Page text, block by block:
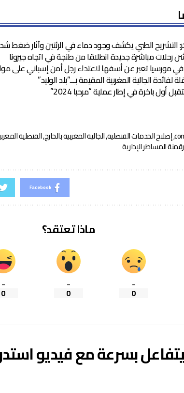
التشريح الطبي يكشف وجود دماء في الرئتين وآثار ضغط
رحلات مباشرة جديدة انطلاقا من طنجة في اتجاه جيرونا
في مورسيا تعبر عن أسفها لاعتداء رجل أمن إسباني على
الجالية المغربية المقيمة بـــ”بلد الوليد”
أول باخرة في إطار عملية “مرحبا 2024”
,إصلاح الخدمات القنصلية,الجالية المغربية بالخارج,القنصلية
رقمنة المساطر الإدارية
Facebook
ماذا تعتقد؟
_
0
_
0
_
0
بسرعة مع فيديو